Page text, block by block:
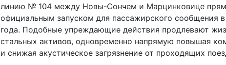
линию № 104 между Новы-Сончем и Марцинковице
официальным запуском для пассажирского сообщения
года. Подобные упреждающие действия продлевают
стальных активов, одновременно напрямую повышая
и снижая акустическое загрязнение от проходящих